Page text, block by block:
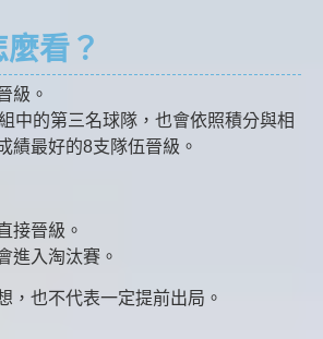
看？
級。
中的第三名球隊，也會依照積分與相
績最好的8支隊伍晉級。
接晉級。
進入淘汰賽。
，也不代表一定提前出局。